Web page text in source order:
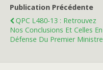
Publication Précédente
QPC L480-13 : Retrouvez
Nos Conclusions Et Celles En
Défense Du Premier Ministre